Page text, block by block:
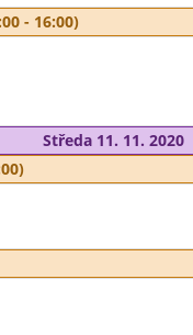
- 16:00)
Středa 11. 11. 2020